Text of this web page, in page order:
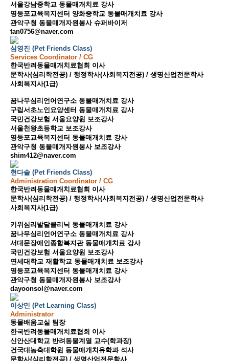
서울강남중학교 동물매개치료 강사
영등포교육복지센터 양화중학교 동물매개치료 강사
관악구청 동물매개자원봉사 슈퍼바이저
tan0756@naver.com
심영진 (Pet Friends Class)
Services Coordinator / CG
한국반려동물매개치료협회 이사
문학사(심리학전공) / 행정학사(사회복지전공) / 생명산업전문학사
사회복지사(1급)
꿈나무심리언어연구소 동물매개치료 강사
구립서초노인요양센터 동물매개치료 강사
국민건강보험 서울요양원 보조강사
서울천왕초등학교 보조강사
영등포교육복지센터 동물매개치료 강사
관악구청 동물매개자원봉사 보조강사
shim412@naver.com
현다솔 (Pet Friends Class)
Administration Coordinator / CG
한국반려동물매개치료협회 이사
문학사(심리학전공) / 행정학사(사회복지전공) / 생명산업전문학사
사회복지사(1급)
키위심리발달클리닉 동물매개치료 강사
꿈나무심리언어연구소 동물매개치료 강사
서대문장애인종합복지관 동물매개치료 강사
국민건강보험 서울요양원 보조강사
연세대학교 재활학교 동물매개치료 보조강사
영등포교육복지센터 동물매개치료 강사
관악구청 동물매개자원봉사 보조강사
dayoonsol@naver.com
이상민 (Pet Learning Class)
Administrator
동물배움교실 팀장
한국반려동물매개치료협회 이사
신안산대학교 반려동물계열 교수(학과장)
건국대농축대학원 동물매개치유학과 석사
문학사(심리학전공) / 생명산업전문학사